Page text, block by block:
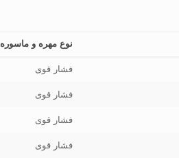
نوع مهره و ماسوره
فشار قوی
فشار قوی
فشار قوی
فشار قوی